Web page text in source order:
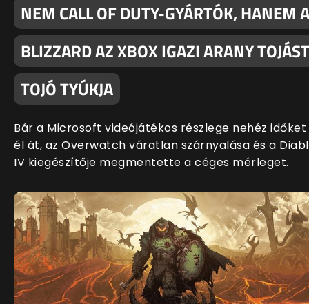
NEM CALL OF DUTY-GYÁRTÓK, HANEM A
BLIZZARD AZ XBOX IGAZI ARANY TOJÁST
TOJÓ TYÚKJA
Bár a Microsoft videójátékos részlege nehéz időket
él át, az Overwatch váratlan szárnyalása és a
IV kiegészítője megmentette a céges mérleget.